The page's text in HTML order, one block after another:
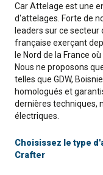
Car Attelage est une
d'attelages. Forte de
leaders sur ce
française exerçant
le Nord de la France
Nous ne proposons
telles que GDW,
homologués et
dernières techniques,
électriques.
Choisissez le type
Crafter